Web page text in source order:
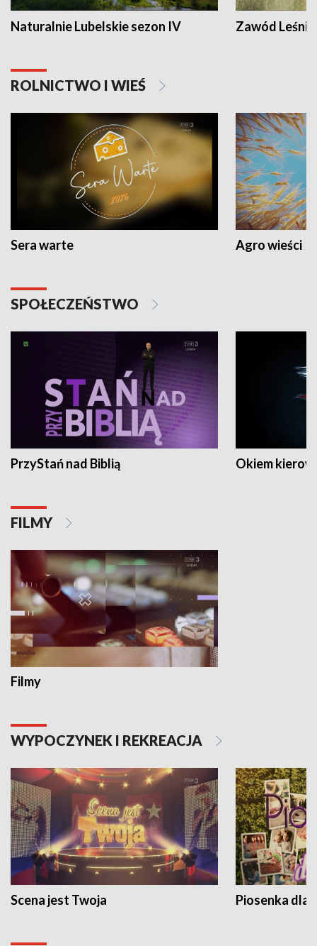
Naturalnie Lubelskie sezon IV Zawód Leśnik
ROLNICTWO I WIEŚ
Sera warte Agro wieści
SPOŁECZEŃSTWO
PrzyStań nad Biblią Okiem
FILMY
Filmy
WYPOCZYNEK I REKREACJA
Scena jest Twoja Piosenka dla